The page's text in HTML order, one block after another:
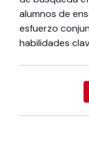
alumnos de
esfuerzo
habilidades